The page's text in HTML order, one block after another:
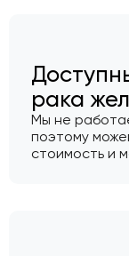
рака
Мы не
поэтому
стоимость и